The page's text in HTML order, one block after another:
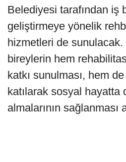
Belediyesi tarafından iş
geliştirmeye yönelik
hizmetleri de
bireylerin hem
katkı sunulması, hem
katılarak sosyal hayatta
almalarının sağlanması